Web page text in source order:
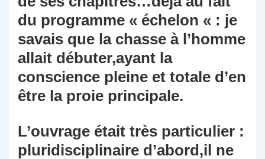
du programme « échelon « : je
savais que la chasse à l’homme
allait débuter,ayant la
conscience pleine et totale d’en
être la proie principale.
L’ouvrage était très particulier :
pluridisciplinaire d’abord,il ne